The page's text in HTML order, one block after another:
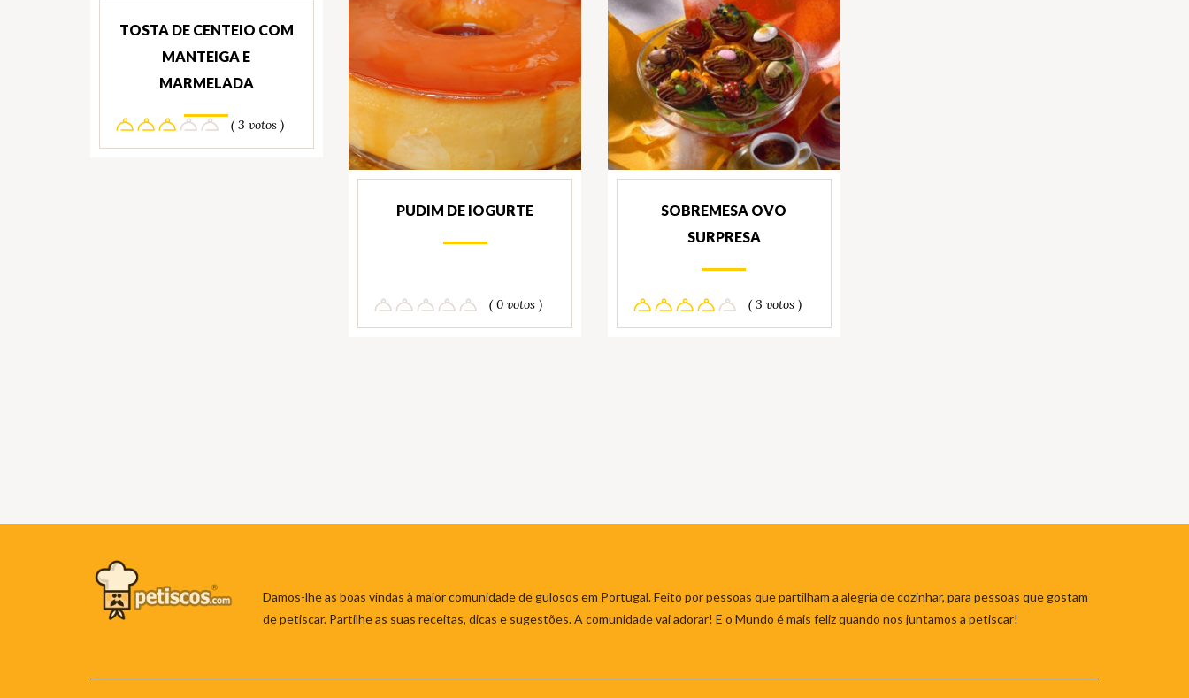
TOSTA DE CENTEIO COM
MANTEIGA E
MARMELADA
( 3 votos )
PUDIM DE IOGURTE
( 0 votos )
SOBREMESA OVO
SURPRESA
( 3 votos )
Damos-lhe as boas vindas à maior comunidade de gulosos em Portugal. Feito por pessoas que partilham a alegria de cozinhar, para pessoas que gostam
de petiscar. Partilhe as suas receitas, dicas e sugestões. A comunidade vai adorar! E o Mundo é mais feliz quando nos juntamos a petiscar!